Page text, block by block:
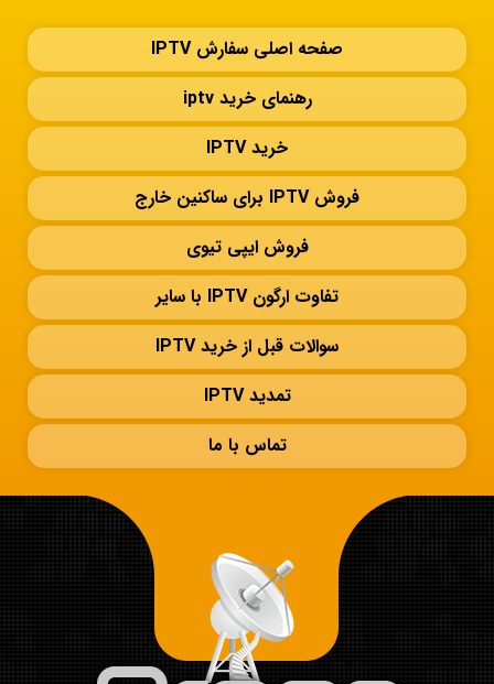
صفحه اصلی سفارش IPTV
رهنمای خرید iptv
خرید IPTV
فروش IPTV برای ساکنین خارج
فروش ایپی تیوی
تفاوت ارگون IPTV با سایر
سوالات قبل از خرید IPTV
تمدید IPTV
تماس با ما